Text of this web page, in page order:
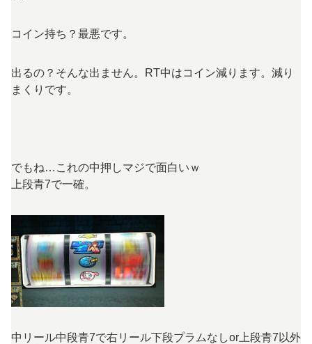
コイン持ち？最悪です。
出るの？そんな出ません。RT中はコイン減ります。減り
まくりです。
でもね…これの中押しマジで面白いｗ
上段青7で一確。
中リール中段青7で右リール下段プラムなしor上段青7以外